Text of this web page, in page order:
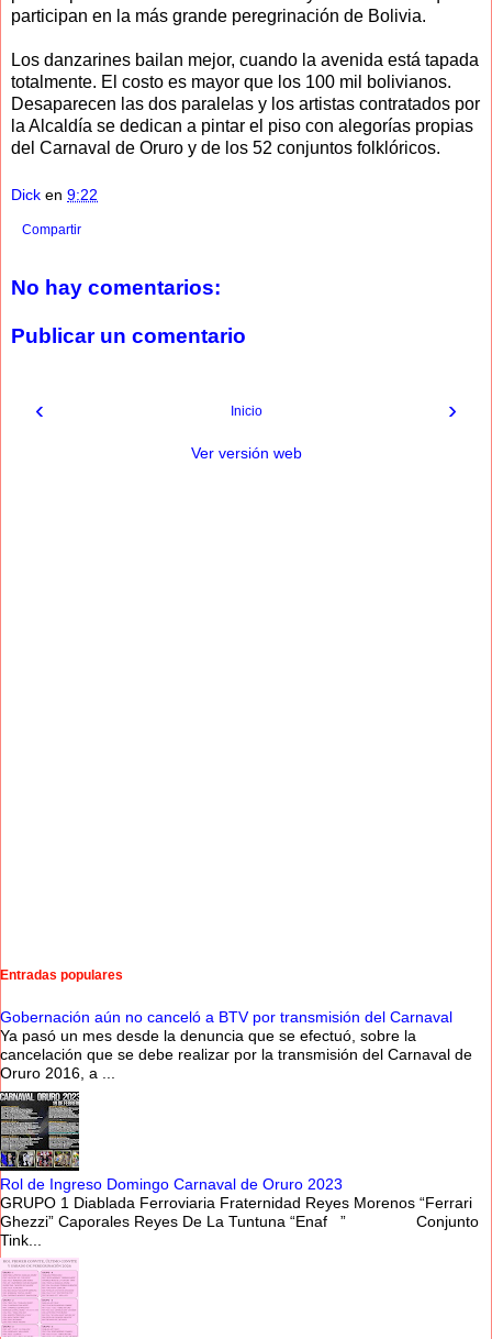
participan en la más grande peregrinación de Bolivia.
Los danzarines bailan mejor, cuando la avenida está tapada
totalmente. El costo es mayor que los 100 mil bolivianos.
Desaparecen las dos paralelas y los artistas contratados por
la Alcaldía se dedican a pintar el piso con alegorías propias
del Carnaval de Oruro y de los 52 conjuntos folklóricos.
Dick en 9:22
Compartir
No hay comentarios:
Publicar un comentario
‹ ›
Inicio
Ver versión web
Entradas populares
Gobernación aún no canceló a BTV por transmisión del Carnaval
Ya pasó un mes desde la denuncia que se efectuó, sobre la
cancelación que se debe realizar por la transmisión del Carnaval de
Oruro 2016, a ...
Rol de Ingreso Domingo Carnaval de Oruro 2023
GRUPO 1 Diablada Ferroviaria Fraternidad Reyes Morenos “Ferrari
Ghezzi” Caporales Reyes De La Tuntuna “Enaf ” Conjunto
Tink...